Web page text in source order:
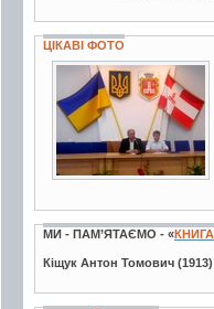
ЦІКАВІ ФОТО
6 фото
МИ - ПАМ’ЯТАЄМО - «
Кіщук Антон Томович (1913)